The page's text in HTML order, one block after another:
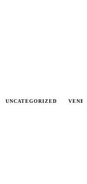
UNCATEGORIZED